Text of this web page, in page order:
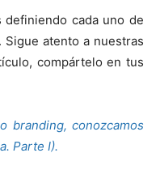
definiendo cada uno de
atento a nuestras
compártelo en tus
branding, conozcamos
Parte I).